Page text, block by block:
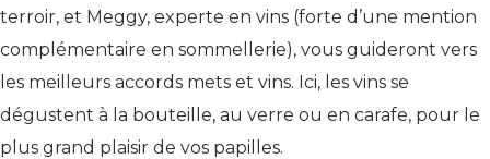
terroir, et Meggy, experte en vins (forte d’une mention
complémentaire en sommellerie), vous guideront vers
les meilleurs accords mets et vins. Ici, les vins se
dégustent à la bouteille, au verre ou en carafe, pour le
plus grand plaisir de vos papilles.